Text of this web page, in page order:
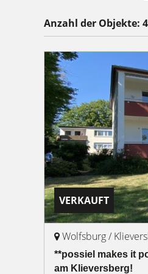
Anzahl der Objekte: 4
VERKAUFT
Wolfsburg /
**possiel makes it
am Klieversberg!